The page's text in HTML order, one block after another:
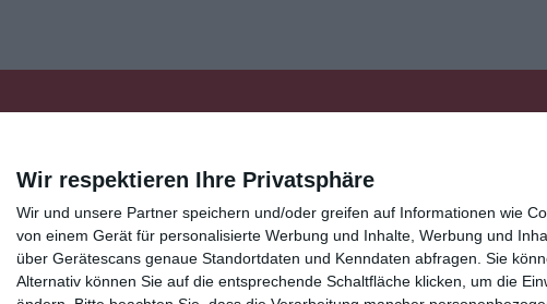
Wir respektieren Ihre Privatsphäre
Wir und unsere Partner speichern und/oder greifen auf Informationen wie
von einem Gerät für personalisierte Werbung und Inhalte, Werbung und
über Gerätescans genaue Standortdaten und Kenndaten abfragen. Sie
Alternativ können Sie auf die entsprechende Schaltfläche klicken, um die
Kisseo©
Entdecken Sie auch: Ereignis-Kalender Kisseo Newsletter
Unsere Grußkarten auf anderen Sprachen:
free ecards